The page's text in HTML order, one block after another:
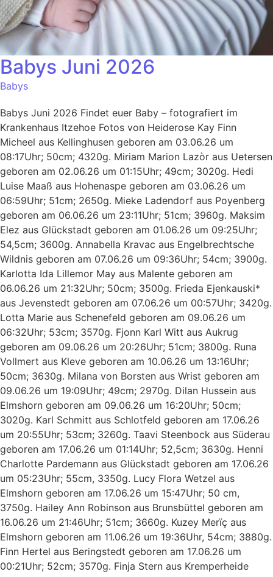
Babys Juni 2026
Babys
Babys Juni 2026 Findet euer Baby – fotografiert im
Krankenhaus Itzehoe Fotos von Heiderose Kay Finn
Micheel aus Kellinghusen geboren am 03.06.26 um
08:17Uhr; 50cm; 4320g. Miriam Marion Lazòr aus Uetersen
geboren am 02.06.26 um 01:15Uhr; 49cm; 3020g. Hedi
Luise Maaß aus Hohenaspe geboren am 03.06.26 um
06:59Uhr; 51cm; 2650g. Mieke Ladendorf aus Poyenberg
geboren am 06.06.26 um 23:11Uhr; 51cm; 3960g. Maksim
Elez aus Glückstadt geboren am 01.06.26 um 09:25Uhr;
54,5cm; 3600g. Annabella Kravac aus Engelbrechtsche
Wildnis geboren am 07.06.26 um 09:36Uhr; 54cm; 3900g.
Karlotta Ida Lillemor May aus Malente geboren am
06.06.26 um 21:32Uhr; 50cm; 3500g. Frieda Ejenkauski*
aus Jevenstedt geboren am 07.06.26 um 00:57Uhr; 3420g.
Lotta Marie aus Schenefeld geboren am 09.06.26 um
06:32Uhr; 53cm; 3570g. Fjonn Karl Witt aus Aukrug
geboren am 09.06.26 um 20:26Uhr; 51cm; 3800g. Runa
Vollmert aus Kleve geboren am 10.06.26 um 13:16Uhr;
50cm; 3630g. Milana von Borsten aus Wrist geboren am
09.06.26 um 19:09Uhr; 49cm; 2970g. Dilan Hussein aus
Elmshorn geboren am 09.06.26 um 16:20Uhr; 50cm;
3020g. Karl Schmitt aus Schlotfeld geboren am 17.06.26
um 20:55Uhr; 53cm; 3260g. Taavi Steenbock aus Süderau
geboren am 17.06.26 um 01:14Uhr; 52,5cm; 3630g. Henni
Charlotte Pardemann aus Glückstadt geboren am 17.06.26
um 05:23Uhr; 55cm, 3350g. Lucy Flora Wetzel aus
Elmshorn geboren am 17.06.26 um 15:47Uhr; 50 cm,
3750g. Hailey Ann Robinson aus Brunsbüttel geboren am
16.06.26 um 21:46Uhr; 51cm; 3660g. Kuzey Merïç aus
Elmshorn geboren am 11.06.26 um 19:36Uhr, 54cm; 3880g.
Finn Hertel aus Beringstedt geboren am 17.06.26 um
00:21Uhr; 52cm; 3570g. Finja Stern aus Kremperheide